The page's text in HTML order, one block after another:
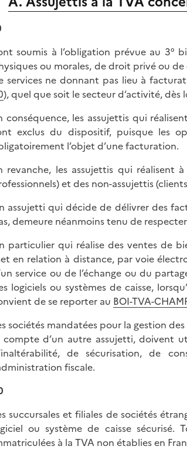
soumis à l’obligation prévue au 3°
ou morales, de droit privé ou
services ne donnant pas lieu à
), quel que soit le secteur d’activité, dès
conséquence, les assujettis qui
exclus du dispositif, puisque les
l’objet d’une facturation.
revanche, les assujettis qui réalisent
et des non-assujettis
assujetti qui décide de délivrer des
demeure néanmoins tenu de
particulier qui réalise des ventes de
en relation à distance, par voie
service ou de l’échange ou du
logiciels ou systèmes de caisse,
de se reporter au BOI-TVA-
sociétés mandatées pour la gestion
compte d’un autre assujetti, doivent
de sécurisation, de
fiscale.
succursales et filiales de sociétés
ou système de caisse sécurisé.
à la TVA non établies en